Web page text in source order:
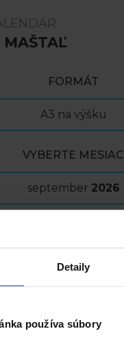
Detaily
používa súbory
FORMÁT
A3 na výšku
VYBERTE MESIAC
september 2026
29.99